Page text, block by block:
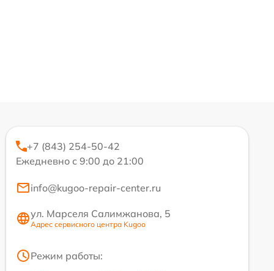
+7 (843) 254-50-42
Ежедневно с 9:00 до 21:00
info@kugoo-repair-center.ru
ул. Марселя Салимжанова, 5
Адрес сервисного центра Kugoo
Режим работы: